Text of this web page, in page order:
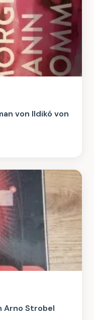
von Ildikó von
Arno Strobel